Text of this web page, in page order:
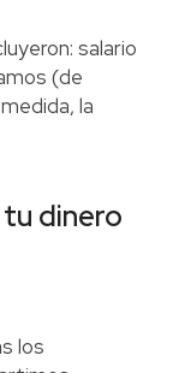
salario
(de
la
dinero
los